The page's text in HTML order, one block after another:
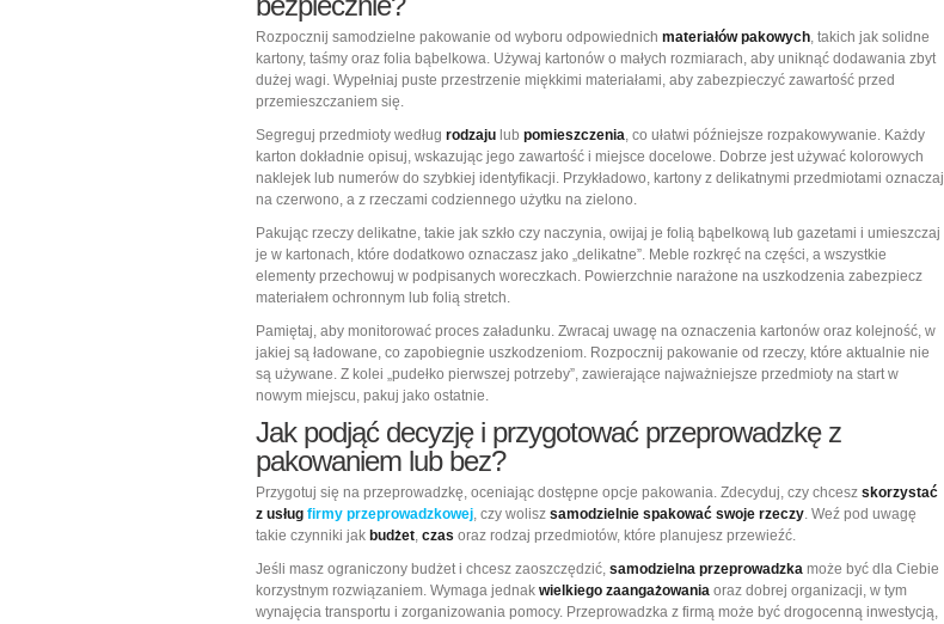
Rozpocznij samodzielne pakowanie od wyboru odpowiednich materiałów pakowych, takich jak solidne
kartony, taśmy oraz folia bąbelkowa. Używaj kartonów o małych rozmiarach, aby uniknąć dodawania zbyt
dużej wagi. Wypełniaj puste przestrzenie miękkimi materiałami, aby zabezpieczyć zawartość przed
przemieszczaniem się.
Segreguj przedmioty według rodzaju lub pomieszczenia, co ułatwi późniejsze rozpakowywanie. Każdy
karton dokładnie opisuj, wskazując jego zawartość i miejsce docelowe. Dobrze jest używać kolorowych
naklejek lub numerów do szybkiej identyfikacji. Przykładowo, kartony z delikatnymi przedmiotami oznaczaj
na czerwono, a z rzeczami codziennego użytku na zielono.
Pakując rzeczy delikatne, takie jak szkło czy naczynia, owijaj je folią bąbelkową lub gazetami i umieszczaj
je w kartonach, które dodatkowo oznaczasz jako „delikatne”. Meble rozkręć na części, a wszystkie
elementy przechowuj w podpisanych woreczkach. Powierzchnie narażone na uszkodzenia zabezpiecz
materiałem ochronnym lub folią stretch.
Pamiętaj, aby monitorować proces załadunku. Zwracaj uwagę na oznaczenia kartonów oraz kolejność, w
jakiej są ładowane, co zapobiegnie uszkodzeniom. Rozpocznij pakowanie od rzeczy, które aktualnie nie
są używane. Z kolei „pudełko pierwszej potrzeby”, zawierające najważniejsze przedmioty na start w
nowym miejscu, pakuj jako ostatnie.
Jak podjąć decyzję i przygotować przeprowadzkę z
pakowaniem lub bez?
Przygotuj się na przeprowadzkę, oceniając dostępne opcje pakowania. Zdecyduj, czy chcesz skorzystać
z usług firmy przeprowadzkowej, czy wolisz samodzielnie spakować swoje rzeczy. Weź pod uwagę
takie czynniki jak budżet, czas oraz rodzaj przedmiotów, które planujesz przewieźć.
Jeśli masz ograniczony budżet i chcesz zaoszczędzić, samodzielna przeprowadzka może być dla Ciebie
korzystnym rozwiązaniem. Wymaga jednak wielkiego zaangażowania oraz dobrej organizacji, w tym
wynajęcia transportu i zorganizowania pomocy. Przeprowadzka z firmą może być drogocenną inwestycją,